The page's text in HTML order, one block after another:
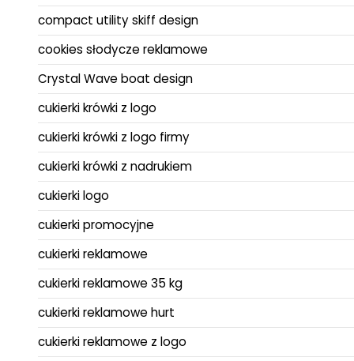
compact utility skiff design
cookies słodycze reklamowe
Crystal Wave boat design
cukierki krówki z logo
cukierki krówki z logo firmy
cukierki krówki z nadrukiem
cukierki logo
cukierki promocyjne
cukierki reklamowe
cukierki reklamowe 35 kg
cukierki reklamowe hurt
cukierki reklamowe z logo